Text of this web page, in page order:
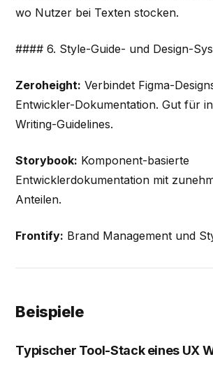
wo Nutzer bei Texten stocken.
#### 6. Style-Guide- und Design-
Zeroheight: Verbindet Figma-
Entwickler-Dokumentation. Gut für
Writing-Guidelines.
Storybook: Komponent-basierte
Entwicklerdokumentation mit
Anteilen.
Frontify: Brand Management und
Beispiele
Typischer Tool-Stack eines UX